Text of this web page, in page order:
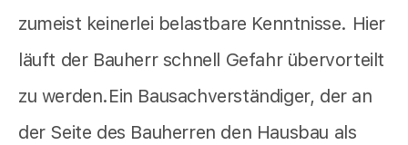
zumeist keinerlei belastbare Kenntnisse. Hier
läuft der Bauherr schnell Gefahr übervorteilt
zu werden.Ein Bausachverständiger, der an
der Seite des Bauherren den Hausbau als